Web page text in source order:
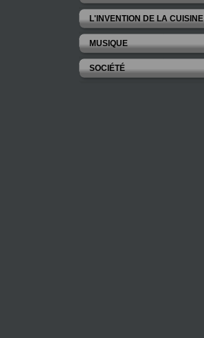
L'INVENTION DE LA CUISINE
MUSIQUE
SOCIÉTÉ